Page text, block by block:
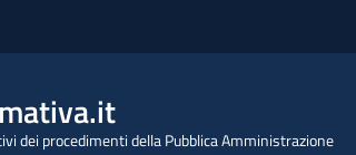
dei procedimenti della Pubblica Amministrazione